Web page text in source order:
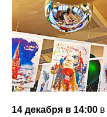
14 декабря в 14:00 в